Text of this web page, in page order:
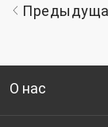
О нас